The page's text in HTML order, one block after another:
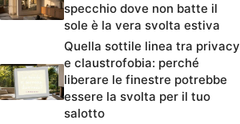
specchio dove non batte il
sole è la vera svolta estiva
Quella sottile linea tra privacy
e claustrofobia: perché
liberare le finestre potrebbe
essere la svolta per il tuo
salotto